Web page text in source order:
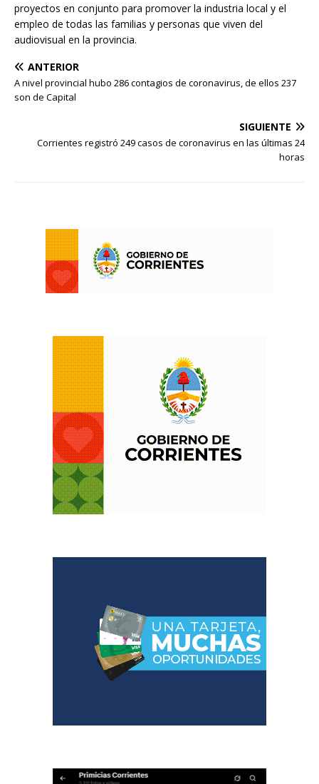
proyectos en conjunto para promover la industria local y el
empleo de todas las familias y personas que viven del
audiovisual en la provincia.
ANTERIOR
A nivel provincial hubo 286 contagios de coronavirus, de ellos 237
son de Capital
SIGUIENTE
Corrientes registró 249 casos de coronavirus en las últimas 24
horas